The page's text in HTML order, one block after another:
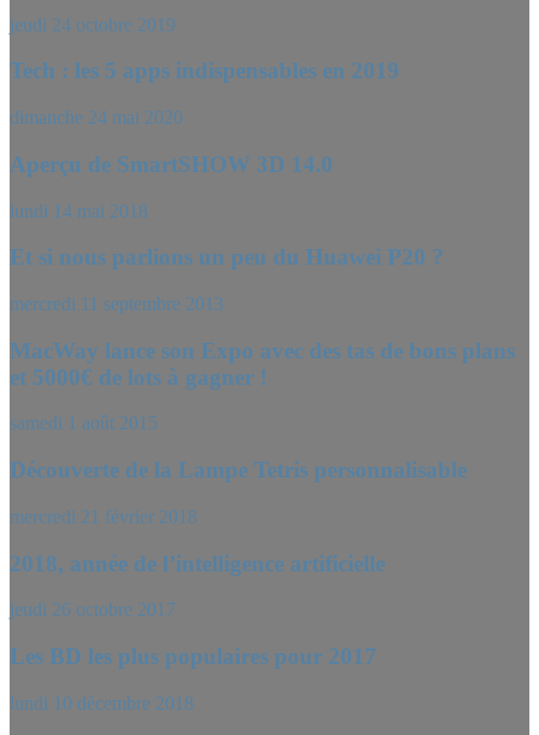
jeudi 24 octobre 2019
Tech : les 5 apps indispensables en 2019
dimanche 24 mai 2020
Aperçu de SmartSHOW 3D 14.0
lundi 14 mai 2018
Et si nous parlions un peu du Huawei P20 ?
mercredi 11 septembre 2013
MacWay lance son Expo avec des tas de bons plans
et 5000€ de lots à gagner !
samedi 1 août 2015
Découverte de la Lampe Tetris personnalisable
mercredi 21 février 2018
2018, année de l’intelligence artificielle
jeudi 26 octobre 2017
Les BD les plus populaires pour 2017
lundi 10 décembre 2018